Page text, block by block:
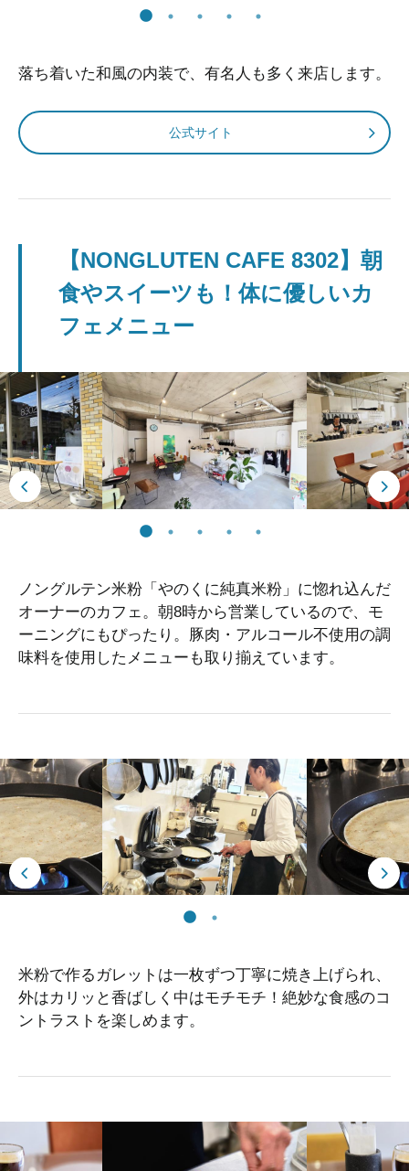
落ち着いた和風の内装で、有名人も多く来店します。
公式サイト
【NONGLUTEN CAFE 8302】朝
食やスイーツも！体に優しいカ
フェメニュー
ノングルテン米粉「やのくに純真米粉」に惚れ込んだ
オーナーのカフェ。朝8時から営業しているので、モ
ーニングにもぴったり。豚肉・アルコール不使用の調
味料を使用したメニューも取り揃えています。
米粉で作るガレットは一枚ずつ丁寧に焼き上げられ、
外はカリッと香ばしく中はモチモチ！絶妙な食感のコ
ントラストを楽しめます。